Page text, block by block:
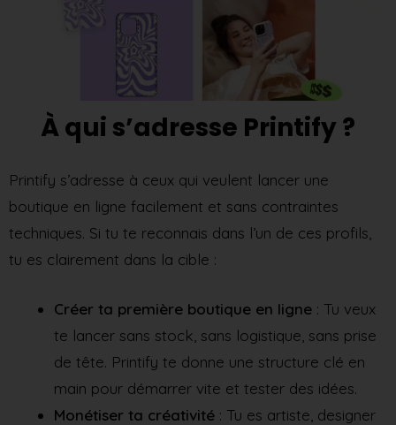
À qui s’adresse Printify ?
Printify s’adresse à ceux qui veulent lancer une
boutique en ligne facilement et sans contraintes
techniques. Si tu te reconnais dans l’un de ces profils,
tu es clairement dans la cible :
Créer ta première boutique en ligne : Tu veux
te lancer sans stock, sans logistique, sans prise
de tête. Printify te donne une structure clé en
main pour démarrer vite et tester des idées.
Monétiser ta créativité : Tu es artiste, designer